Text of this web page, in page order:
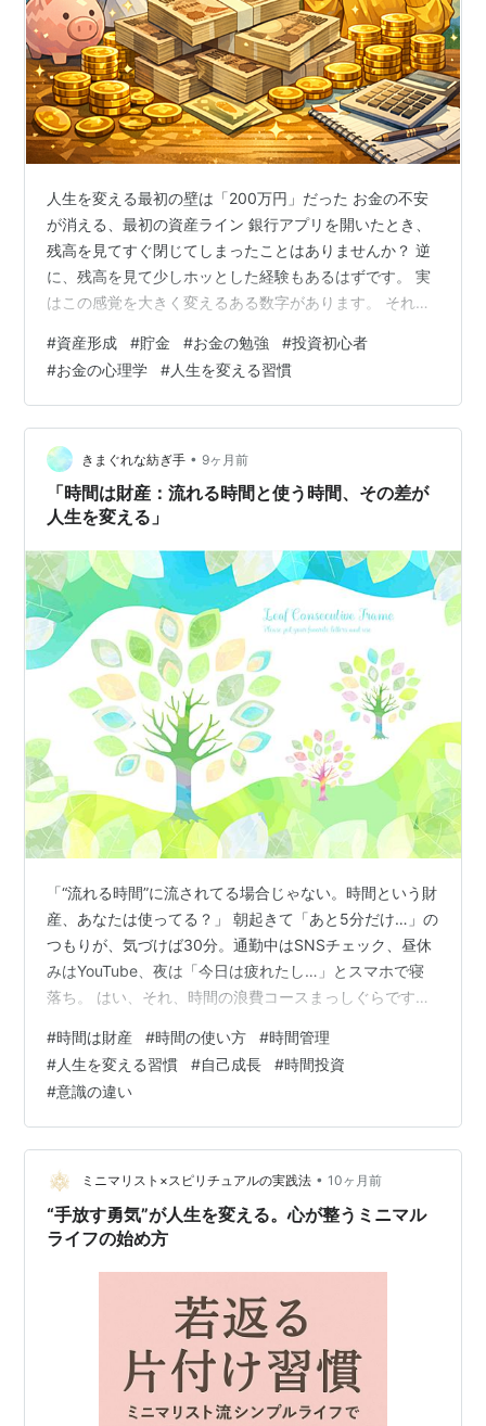
人生を変える最初の壁は「200万円」だった お金の不安
が消える、最初の資産ライン 銀行アプリを開いたとき、
残高を見てすぐ閉じてしまったことはありませんか？ 逆
に、残高を見て少しホッとした経験もあるはずです。 実
はこの感覚を大きく変えるある数字があります。 それが
ます。 でも実際に人生を変える最初のラインはもっと小
さな数字です。 なぜ200万円が重要なのか お金には実は
心理的な境界線があります。 想像してください。 重たい
岩を丘の上へ押し上げる場面を。 最初はとても大変で
す。 しかし頂上を越えると岩は自然に転がり始めます。
お金も同じです…
#資産形成 #貯金 #お金の勉強 #投資初心者
#お金の心理学 #人生を変える習慣
きまぐれな紡ぎ手 • 9ヶ月前
「時間は財産：流れる時間と使う時間、その差が
人生を変える」
「“流れる時間”に流されてる場合じゃない。時間という財
産、あなたは使ってる？」 朝起きて「あと5分だけ…」の
つもりが、気づけば30分。通勤中はSNSチェック、昼休
みはYouTube、夜は「今日は疲れたし…」とスマホで寝
落ち。 はい、それ、時間の浪費コースまっしぐらです。1
いうモヤモヤが残る。そう、時間って“無音で消える財
産”なんですよ。 でも、厄介なのは――流れる時間は、優
しくて居心地がいい。まるで「おつかれ〜、また明日
ね！」って言いながら、こっちの財布（＝時間）をサッ
と抜き取っていく。 ■ 時間は平等。でも、使い方は不平
等。 時間だけは、どん…
#時間は財産 #時間の使い方 #時間管理
#人生を変える習慣 #自己成長 #時間投資
#意識の違い
ミニマリスト×スピリチュアルの実践法 • 10ヶ月前
“手放す勇気”が人生を変える。心が整うミニマル
ライフの始め方